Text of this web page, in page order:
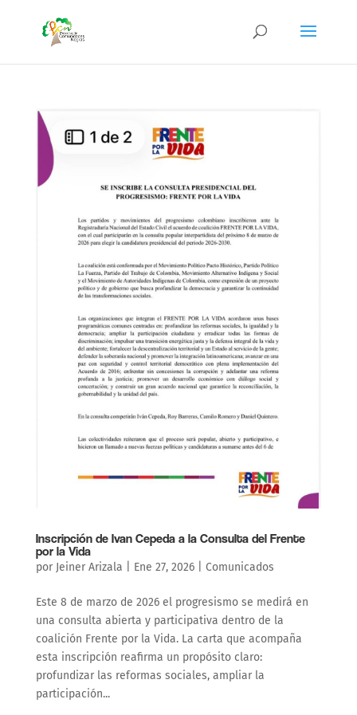
Inscripción de Ivan Cepeda a la Consulta del Frente
por la Vida
por Jeiner Arizala Ene 27, 2026| Comunicados
Este 8 de marzo de 2026 el progresismo se medirá en
una consulta abierta y participativa dentro de la
coalición Frente por la Vida. La carta que acompaña
esta inscripción reafirma un propósito claro:
profundizar las reformas sociales, ampliar la
participación...